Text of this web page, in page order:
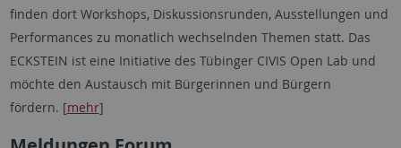
finden dort Workshops, Diskussionsrunden, Ausstellungen und
Performances zu monatlich wechselnden Themen statt. Das
ECKSTEIN ist eine Initiative des Tübinger CIVIS Open Lab und
möchte den Austausch mit Bürgerinnen und Bürgern
fördern. [mehr]